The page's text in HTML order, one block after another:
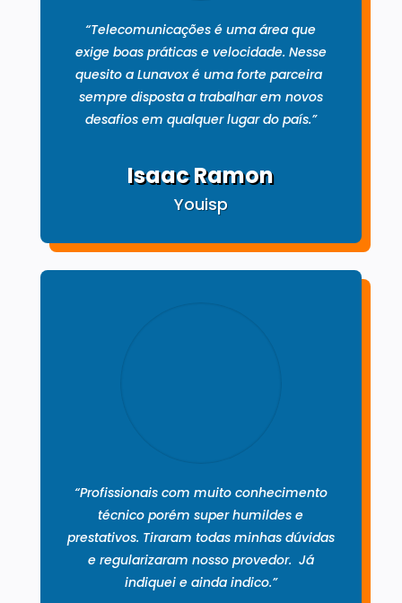
“Telecomunicações é uma área que
exige boas práticas e velocidade. Nesse
quesito a Lunavox é uma forte parceira
sempre disposta a trabalhar em novos
desafios em qualquer lugar do país.”
Isaac Ramon
Youisp
“Profissionais com muito conhecimento
técnico porém super humildes e
prestativos. Tiraram todas minhas dúvidas
e regularizaram nosso provedor. Já
indiquei e ainda indico.”